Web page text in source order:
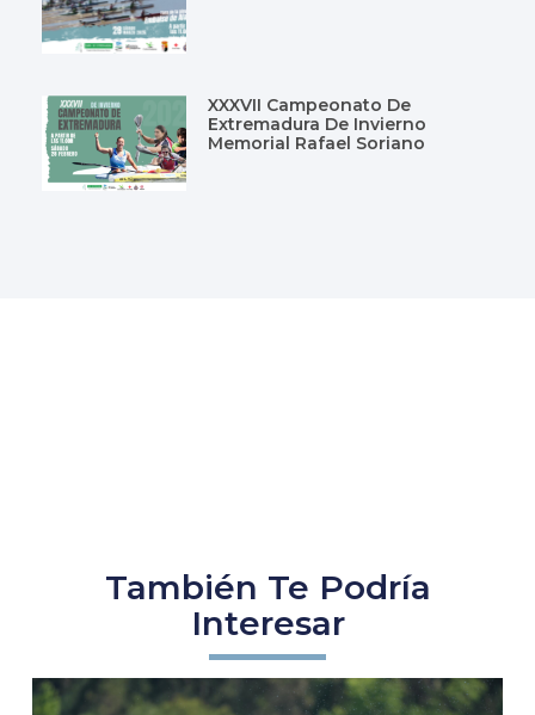
XXXVII Campeonato De
Extremadura De Invierno
Memorial Rafael Soriano
También Te Podría
Interesar